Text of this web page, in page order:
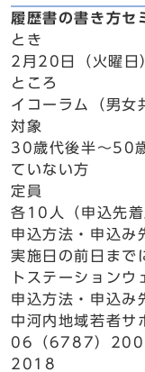
履歴書の書き方セ
とき
2月20日（火曜
ところ
イコーラム（男女
対象
30歳代後半～50
ていない方
定員
各10人（申込先着
申込方法・申込み
実施日の前日まで
トステーションウ
申込方法・申込
中河内地域若者
06（6787）
2018